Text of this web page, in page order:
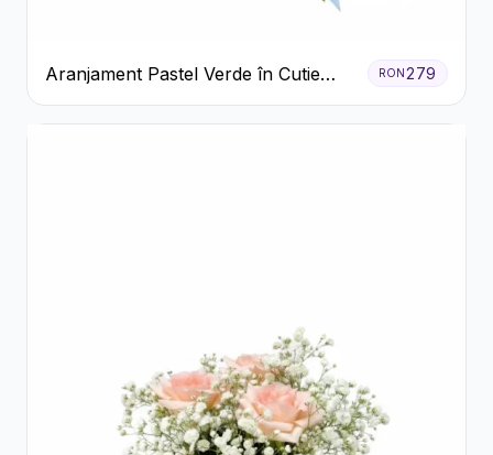
Aranjament Pastel Verde în Cutie
Galben Pal
RON 279